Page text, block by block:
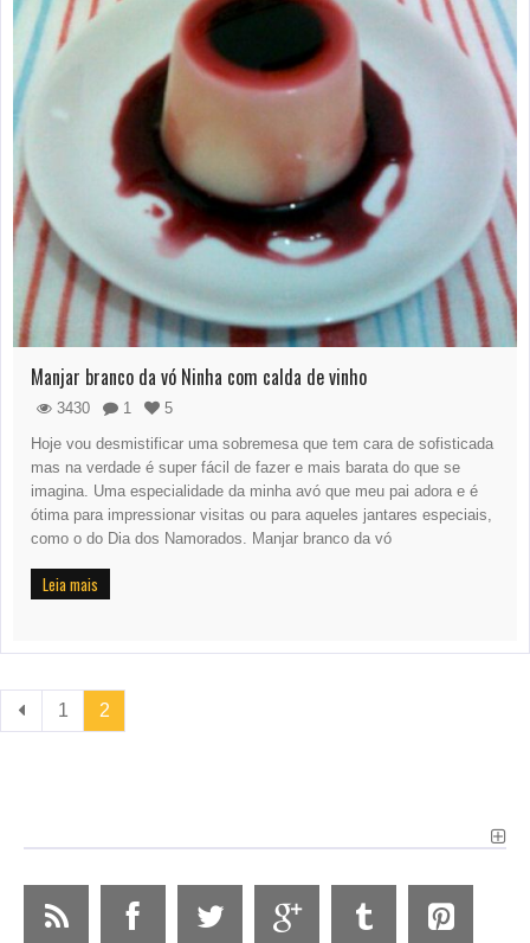
Manjar branco da vó Ninha com calda de vinho
3430 1
5
Hoje vou desmistificar uma sobremesa que tem cara de sofisticada
mas na verdade é super fácil de fazer e mais barata do que se
imagina. Uma especialidade da minha avó que meu pai adora e é
ótima para impressionar visitas ou para aqueles jantares especiais,
como o do Dia dos Namorados. Manjar branco da vó
Leia mais
1 2